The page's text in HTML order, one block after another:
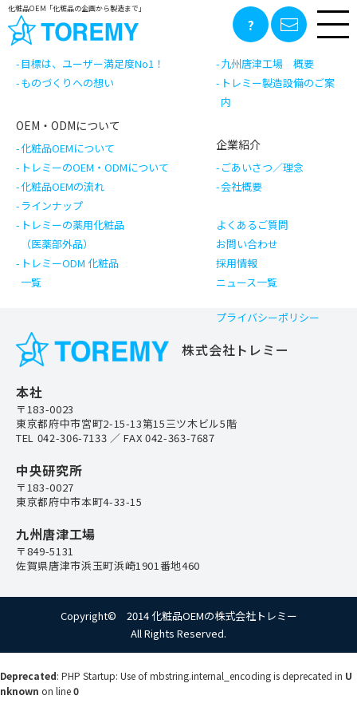
化粧品OEM「化粧品の企画から製造まで」
前の記事記事一覧へ戻る次の記事
トレミーの化粧品づくり
目標は、ユーザー満足度No1！
ものづくりへの想い
OEM・ODMについて
化粧品OEMについて
トレミーのOEM・ODMについて
化粧品OEMの流れ
ラインナップ
トレミーの薬用化粧品
（医薬部外品）
トレミーODM 化粧品
一覧
工場のご案内
九州唐津工場 概要
トレミー製造設備のご案
内
企業紹介
ごあいさつ／理念
会社概要
よくあるご質問
お問い合わせ
採用情報
ニュース一覧
プライバシーポリシー
株式会社トレミー
本社
〒183-0023
東京都府中市宮町2-15-13第15三ツ木ビル5階
TEL 042-306-7133 ／ FAX 042-363-7687
中央研究所
〒183-0027
東京都府中市本町4-33-15
九州唐津工場
〒849-5131
佐賀県唐津市浜玉町浜崎1901番地460
Copyright© 2014 化粧品OEMの株式会社トレミー
All Rights Reserved.
Deprecated: PHP Startup: Use of mbstring.internal_encoding is deprecated in U
nknown on line0